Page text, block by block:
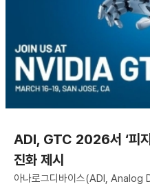
ADI, GTC 2026서 ‘피지
진화 제시
아나로그디바이스(ADI, Analog